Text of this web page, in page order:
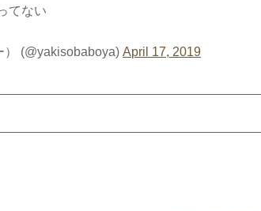
てない
(@yakisobaboya)April 17, 2019